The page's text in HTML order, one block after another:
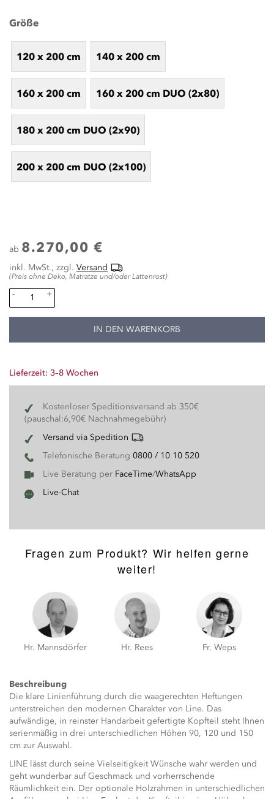
Größe
120 x 200 cm 140 x 200 cm
160 x 200 cm 160 x 200 cm DUO (2x80)
180 x 200 cm DUO (2x90)
200 x 200 cm DUO (2x100)
ab 8.270,00 €
inkl. MwSt., zzgl. Versand
(Preis ohne Deko, Matratze und/oder Lattenrost)
- +
IN DEN WARENKORB
Lieferzeit: 3–8 Wochen
Kostenloser Speditionsversand ab 350€
(pauschal:6,90€ Nachnahmegebühr)
Versand via Spedition
Telefonische Beratung 0800 / 10 10 520
Live Beratung per FaceTime/WhatsApp
Live-Chat
Fragen zum Produkt? Wir helfen gerne
weiter!
Hr. Mannsdörfer Hr. Rees Fr. Weps
Beschreibung
Die klare Linienführung durch die waagerechten Heftungen
unterstreichen den modernen Charakter von Line. Das
aufwändige, in reinster Handarbeit gefertigte Kopfteil steht Ihnen
serienmäßig in drei unterschiedlichen Höhen 90, 120 und 150
cm zur Auswahl.
LINE lässt durch seine Vielseitigkeit Wünsche wahr werden und
geht wunderbar auf Geschmack und vorherrschende
Räumlichkeit ein. Der optionale Holzrahmen in unterschiedlichen